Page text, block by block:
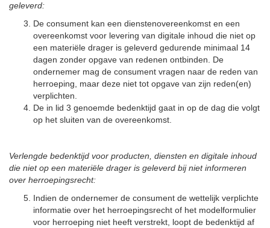
geleverd:
De consument kan een dienstenovereenkomst en een
overeenkomst voor levering van digitale inhoud die niet op
een materiële drager is geleverd gedurende minimaal 14
dagen zonder opgave van redenen ontbinden. De
ondernemer mag de consument vragen naar de reden van
herroeping, maar deze niet tot opgave van zijn reden(en)
verplichten.
De in lid 3 genoemde bedenktijd gaat in op de dag die volgt
op het sluiten van de overeenkomst.
Verlengde bedenktijd voor producten, diensten en digitale inhoud
die niet op een materiële drager is geleverd bij niet informeren
over herroepingsrecht:
Indien de ondernemer de consument de wettelijk verplichte
informatie over het herroepingsrecht of het modelformulier
voor herroeping niet heeft verstrekt, loopt de bedenktijd af